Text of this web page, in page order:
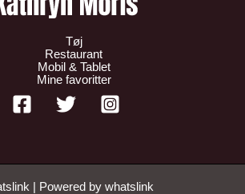
Tøj
Restaurant
Mobil & Tablet
Mine favoritter
| Powered by whatslink